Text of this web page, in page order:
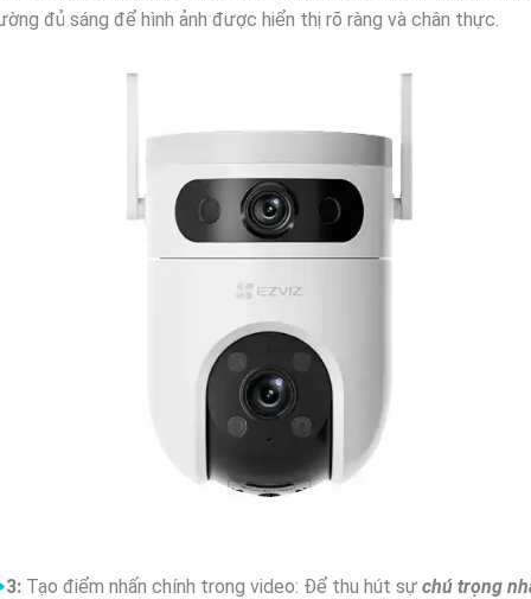
đủ sáng để hình ảnh được hiển thị rõ ràng và chân thực.
3: Tạo điểm nhấn chính trong video: Để thu hút sự chú trọng